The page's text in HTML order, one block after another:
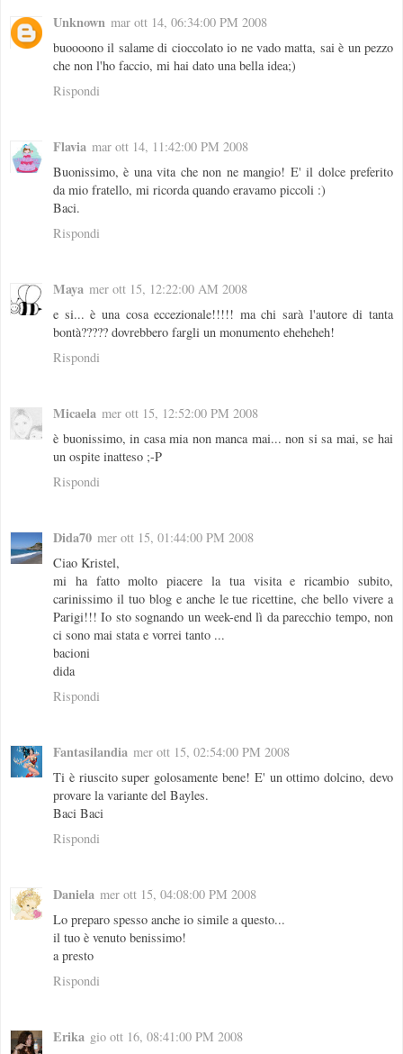
Unknown mar ott 14, 06:34:00 PM 2008
buoooono il salame di cioccolato io ne vado matta, sai è un pezzo
che non l'ho faccio, mi hai dato una bella idea;)
Rispondi
Flavia mar ott 14, 11:42:00 PM 2008
Buonissimo, è una vita che non ne mangio! E' il dolce preferito
da mio fratello, mi ricorda quando eravamo piccoli :)
Baci.
Rispondi
Maya mer ott 15, 12:22:00 AM 2008
e si... è una cosa eccezionale!!!!! ma chi sarà l'autore di tanta
bontà????? dovrebbero fargli un monumento eheheheh!
Rispondi
Micaela mer ott 15, 12:52:00 PM 2008
è buonissimo, in casa mia non manca mai... non si sa mai, se hai
un ospite inatteso ;-P
Rispondi
Dida70 mer ott 15, 01:44:00 PM 2008
Ciao Kristel,
mi ha fatto molto piacere la tua visita e ricambio subito,
carinissimo il tuo blog e anche le tue ricettine, che bello vivere a
Parigi!!! Io sto sognando un week-end lì da parecchio tempo, non
ci sono mai stata e vorrei tanto ...
bacioni
dida
Rispondi
Fantasilandia mer ott 15, 02:54:00 PM 2008
Ti è riuscito super golosamente bene! E' un ottimo dolcino, devo
provare la variante del Bayles.
Baci Baci
Rispondi
Daniela mer ott 15, 04:08:00 PM 2008
Lo preparo spesso anche io simile a questo...
il tuo è venuto benissimo!
a presto
Rispondi
Erika gio ott 16, 08:41:00 PM 2008